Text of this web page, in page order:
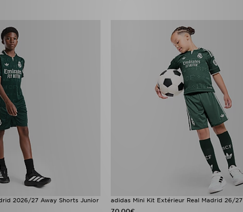
2026/27 Away Shorts Junior adidas Mini Kit Extérieur Real Madrid 26/27